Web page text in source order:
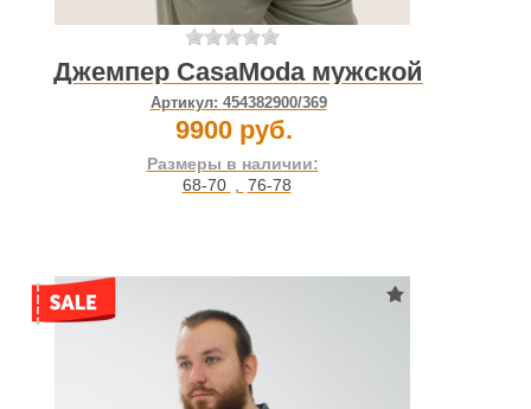
Джемпер CasaModa мужской
Артикул: 454382900/369
9900 руб.
Размеры в наличии:
68-70 , 76-78